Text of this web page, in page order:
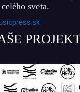
sveta.